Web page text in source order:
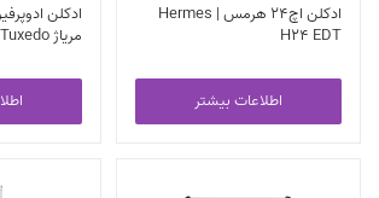
ادکلن اچ24 هرمس | Hermes
H24 EDT
اطلاعات بیشتر
ادکلن
مریاژ Maryaj Tuxedo